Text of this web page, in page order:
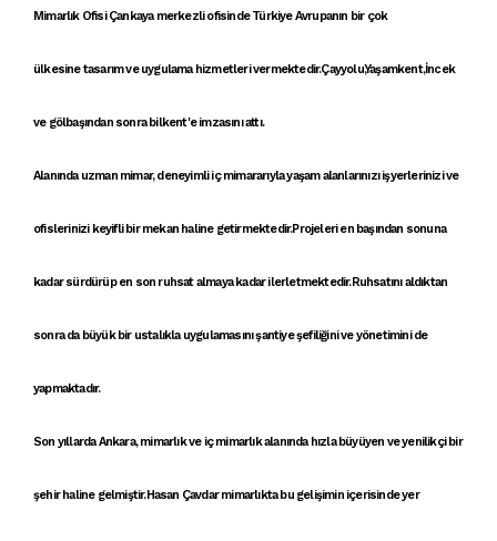
Mimarlık OfisiÇankayamerkezli ofisinde Türkiye Avrupanın bir çok
ülkesinetasarım ve uygulama hizmetlerivermektedir.Çayyolu,Yaşamkent,İncek
ve gölbaşından sonra bilkent'e imzasını attı.
Alanında uzman mimar, deneyimli iç mimararıyla yaşam alanlarınızı işyerlerinizi ve
ofislerinizi keyifli bir mekan haline getirmektedir.Projeleri en başından sonuna
kadar sürdürüp en son ruhsat almaya kadar ilerletmektedir.Ruhsatını aldıktan
sonra da büyük bir ustalıkla uygulamasını şantiye şefiliğini ve yönetimini de
yapmaktadır.
Son yıllardaAnkara, mimarlıkveiç mimarlıkalanında hızla büyüyen veyenilikçibir
şehir haline gelmiştir.Hasan Çavdar mimarlıkta bu gelişimin içerisinde yer